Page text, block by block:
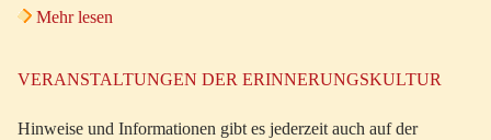
Mehr lesen
VERANSTALTUNGEN DER ERINNERUNGSKULTUR
Hinweise und Informationen gibt es jederzeit auch auf der